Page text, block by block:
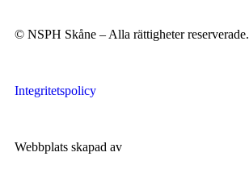
© NSPH Skåne – Alla rättigheter reserverade.
Integritetspolicy
Webbplats skapad av